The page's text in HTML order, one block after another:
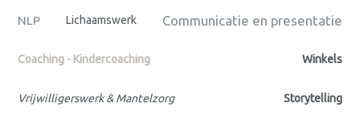
NLP Lichaamswerk Communicatie en presentatie
Coaching - Kindercoaching Winkels
Vrijwilligerswerk & Mantelzorg Storytelling